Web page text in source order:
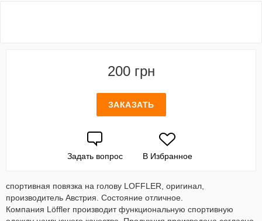
200 грн
ЗАКАЗАТЬ
Задать вопрос В Избранное
спортивная повязка на голову LOFFLER, оригинал,
производитель Австрия. Состояние отличное.
Компания Löffler производит функциональную спортивную